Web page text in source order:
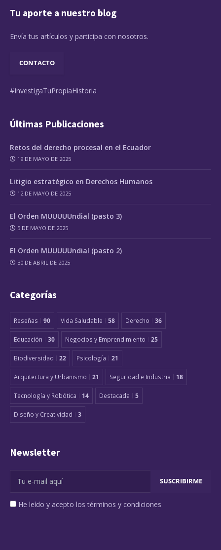
Tu aporte a nuestro blog
Envía tus artículos y participa con nosotros.
CONTACTO
#InvestigaTuPropiaHistoria
Últimas Publicaciones
Retos del derecho procesal en el Ecuador
19 DE MAYO DE 2025
Litigio estratégico en Derechos Humanos
12 DE MAYO DE 2025
El Orden MUUUUUndial (pasto 3)
5 DE MAYO DE 2025
El Orden MUUUUUndial (pasto 2)
30 DE ABRIL DE 2025
Categorías
Reseñas 90 Vida Saludable 58 Derecho 36
Educación 30 Negocios y Emprendimiento 25
Biodiversidad 22 Psicología 21
Arquitectura y Urbanismo 21 Seguridad e Industria 18
Tecnología y Robótica 14 Destacada 5
Diseño y Creatividad 3
Newsletter
He leído y acepto los términos y condiciones